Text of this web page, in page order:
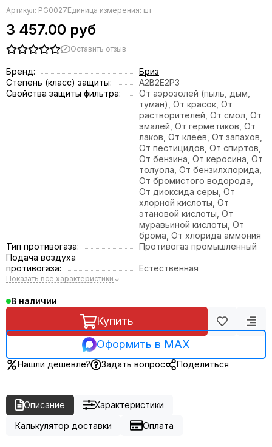
Артикул: PG0027Единица измерения: шт
3 457.00 руб
Оставить отзыв
Бренд:
Бриз
Степень (класс) защиты:
A2B2E2P3
Свойства защиты фильтра:
От аэрозолей (пыль, дым,
туман), От красок, От
растворителей, От смол, От
эмалей, От герметиков, От
лаков, От клеев, От запахов,
От пестицидов, От спиртов,
От бензина, От керосина, От
толуола, От бензилхлорида,
От бромистого водорода,
От диоксида серы, От
хлорной кислоты, От
этановой кислоты, От
муравьиной кислоты, От
брома, От хлорида аммония
Тип противогаза:
Противогаз промышленный
Подача воздуха
противогаза:
Естественная
Показать все характеристики ↓
В наличии
Купить
Оформить в MAX
Нашли дешевле? Задать вопрос Поделиться
Описание
Характеристики
Калькулятор доставки
Оплата